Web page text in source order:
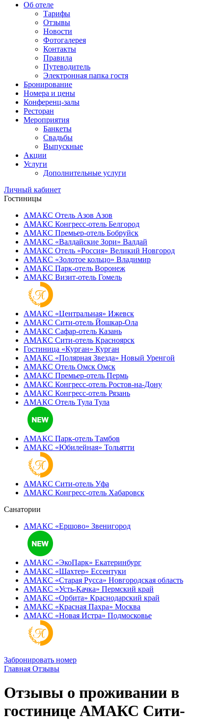
Об отеле
Тарифы
Отзывы
Новости
Фотогалерея
Контакты
Правила
Путеводитель
Электронная папка гостя
Бронирование
Номера и цены
Конференц-залы
Ресторан
Мероприятия
Банкеты
Свадьбы
Выпускные
Акции
Услуги
Дополнительные услуги
Личный кабинет
Гостиницы
АМАКС Отель ‎Азов Азов
АМАКС Конгресс-отель Белгород
АМАКС Премьер-отель Бобруйск
АМАКС «‎Валдайские Зори» Валдай
АМАКС Отель «‎Россия» Великий Новгород
АМАКС «‎Золотое кольцо» Владимир
АМАКС Парк-отель Воронеж
АМАКС Визит-отель Гомель
АМАКС «‎Центральная» Ижевск
АМАКС Сити-отель Йошкар-Ола
АМАКС Сафар-отель Казань
АМАКС Сити-отель Красноярск
Гостиница «‎Курган» Курган
АМАКС «Полярная Звезда» Новый Уренгой
АМАКС Отель ‎Омск Омск
АМАКС Премьер-отель Пермь
АМАКС Конгресс-отель Ростов-на-Дону
АМАКС Конгресс-отель Рязань
АМАКС Отель Тула Тула
АМАКС Парк-отель Тамбов
АМАКС «‎Юбилейная» Тольятти
АМАКС Сити-отель Уфа
АМАКС Конгресс-отель Хабаровск
Санатории
АМАКС «Ершово» Звенигород
АМАКС «ЭкоПарк» Екатеринбург
АМАКС «‎Шахтер» Ессентуки
АМАКС «‎Старая Русса» Новгородская область
АМАКС «‎Усть-Качка» Пермский край
АМАКС «‎Орбита» Краснодарский край
АМАКС «‎Красная Пахра» Москва
АМАКС «‎Новая Истра» Подмосковье
Забронировать номер
Главная Отзывы
Отзывы о проживании в
гостинице АМАКС Сити-